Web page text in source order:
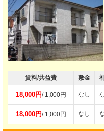
賃料/共益費 敷金
18,000円/ 1,000円 なし
18,000円/ 1,000円 なし